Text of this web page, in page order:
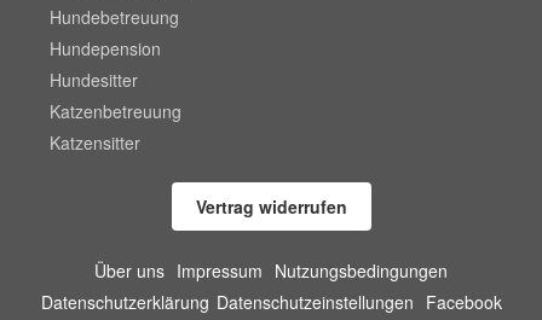
Hundebetreuung
Hundepension
Hundesitter
Katzenbetreuung
Katzensitter
Vertrag widerrufen
Über uns Impressum Nutzungsbedingungen
Datenschutzerklärung Datenschutzeinstellungen Facebook